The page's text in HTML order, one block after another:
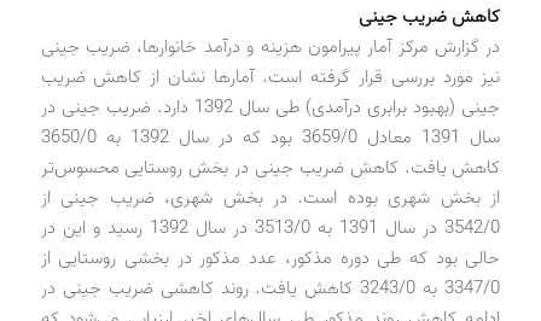
کاهش ضریب جینی
در گزارش مرکز آمار پیرامون هزینه و درآمد خانوارها، ضریب جینی
نیز مورد بررسی قرار گرفته است. آمارها نشان از کاهش ضریب
جینی (بهبود برابری درآمدی) طی سال 1392 دارد. ضریب جینی در
سال 1391 معادل 3659/0 بود که در سال 1392 به 3650/0
کاهش یافت. کاهش ضریب جینی در بخش روستایی محسوس‌تر
از بخش شهری بوده است. در بخش شهری، ضریب جینی از
3542/0 در سال 1391 به 3513/0 در سال 1392 رسید و این در
حالی بود که طی دوره مذکور، عدد مذکور در بخشی روستایی از
3347/0 به 3243/0 کاهش یافت. روند کاهشی ضریب جینی در